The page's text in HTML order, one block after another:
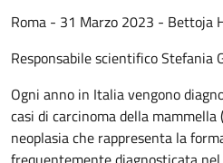
Roma - 31 Marzo 2023 - Bettoja
Responsabile scientifico Stefania
Ogni anno in Italia vengono
casi di carcinoma della mammella
neoplasia che rappresenta la